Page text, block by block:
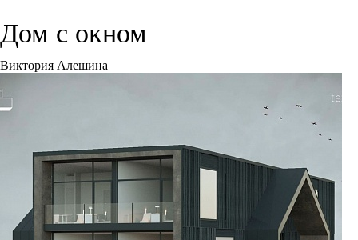
Дом с окном
Виктория Алешина